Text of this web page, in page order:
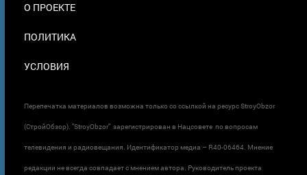
О ПРОЕКТЕ
ПОЛИТИКА
УСЛОВИЯ
Перепечатка материалов возможна только со ссылкой на ресурс StroyObzor
(СтройОбзор). "StroyObzor" зарегистрирован в Нацсовете по вопросам
телевидения и радиовещания. Идентификатор медиа – R40-06464. Мнение
редакции не всегда совпадает с мнением автора. Руководитель проекта